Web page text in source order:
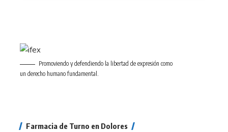
Promoviendo y defendiendo la libertad de expresión como
un derecho humano fundamental.
Farmacia de Turno en Dolores